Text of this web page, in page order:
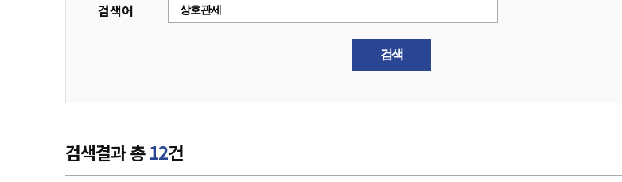
검색어
검색
검색결과 총12건